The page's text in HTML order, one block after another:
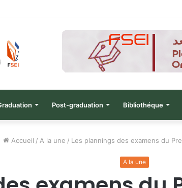
نتائج الدورة التاسعة للحصول على التأهيل
Post-graduation Bibliothéque
Accueil / A la une / Les plannings des examens du
A la une